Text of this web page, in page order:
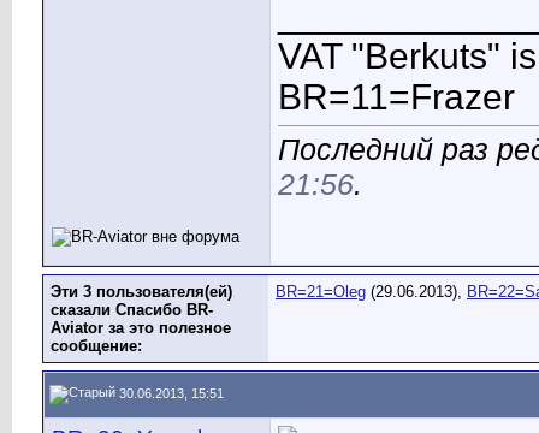
VAT "Berkuts"
BR=11=Frazer
Последний раз
21:56.
Эти 3 пользователя(ей)
сказали Спасибо BR-
Aviator за это полезное
сообщение:
BR=21=Oleg (29.06.2013),
30.06.2013, 15:51